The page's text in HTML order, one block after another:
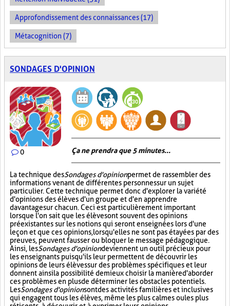
Approfondissement des connaissances (17)
Métacognition (7)
SONDAGES D'OPINION
0 Ça ne prendra que 5 minutes...
La technique desSondages d'opinionpermet de rassembler des
informations venant de différentes personnes sur un sujet
particulier. Cette technique permet donc d'explorer la variété
d'opinions des élèves d'un groupe et d'en apprendre
davantage sur chacun. Ceci est particulièrement important
lorsque l'on sait que les élèves ont souvent des opinions
préexistantes sur les notions qui seront enseignées lors d'une
leçon et que ces opinions, lorsqu'elles ne sont pas étayées par des
preuves, peuvent fausser ou bloquer le message pédagogique.
Ainsi, lesSondages d'opiniondeviennent un outil précieux pour
les enseignants puisqu'ils leur permettent de découvrir les
opinions de leurs élèves sur des problèmes spécifiques et leur
donnent ainsi la possibilité de mieux choisir la manière d'aborder
ces problèmes en plus de déterminer les obstacles potentiels.
LesSondages d'opinionsont des activités familières et inclusives
qui engagent tous les élèves, même les plus calmes ou les plus